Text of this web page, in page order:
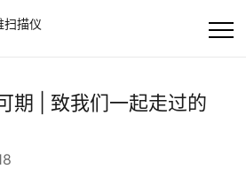
期 | 致我们一起走过的